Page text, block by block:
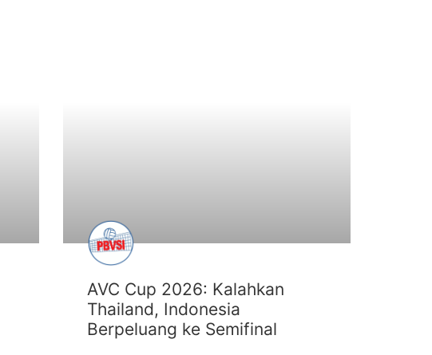
AVC Cup 2026: Kalahkan
Thailand, Indonesia
Berpeluang ke Semifinal